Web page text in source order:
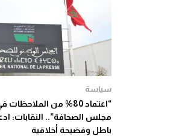
سياسة
“اعتماد 80% من
مجلس الصحافة”.. النقابات:
باطل وفضيحة أخلاقية